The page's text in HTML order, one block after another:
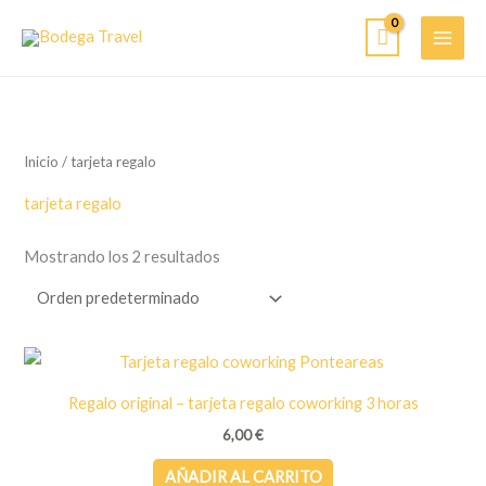
Inicio / tarjeta regalo
tarjeta regalo
Mostrando los 2 resultados
Regalo original – tarjeta regalo coworking 3 horas
6,00€
AÑADIR AL CARRITO